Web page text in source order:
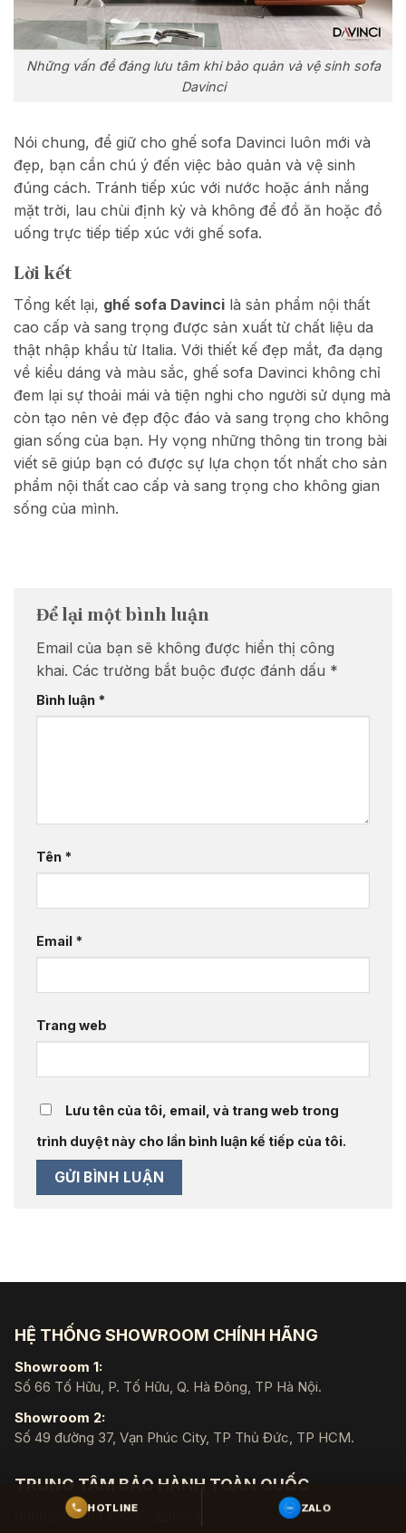
Những vấn đề đáng lưu tâm khi bảo quản và vệ sinh sofa
Davinci
Nói chung, để giữ cho ghế sofa Davinci luôn mới và
đẹp, bạn cần chú ý đến việc bảo quản và vệ sinh
đúng cách. Tránh tiếp xúc với nước hoặc ánh nắng
mặt trời, lau chùi định kỳ và không để đồ ăn hoặc đồ
uống trực tiếp tiếp xúc với ghế sofa.
Lời kết
Tổng kết lại, ghế sofa Davinci là sản phẩm nội thất
cao cấp và sang trọng được sản xuất từ chất liệu da
thật nhập khẩu từ Italia. Với thiết kế đẹp mắt, đa dạng
về kiểu dáng và màu sắc, ghế sofa Davinci không chỉ
đem lại sự thoải mái và tiện nghi cho người sử dụng mà
còn tạo nên vẻ đẹp độc đáo và sang trọng cho không
gian sống của bạn. Hy vọng những thông tin trong bài
viết sẽ giúp bạn có được sự lựa chọn tốt nhất cho sản
phẩm nội thất cao cấp và sang trọng cho không gian
sống của mình.
Để lại một bình luận
Email của bạn sẽ không được hiển thị công
khai. Các trường bắt buộc được đánh dấu *
Bình luận *
Tên *
Email *
Trang web
Lưu tên của tôi, email, và trang web trong
trình duyệt này cho lần bình luận kế tiếp của tôi.
HỆ THỐNG SHOWROOM CHÍNH HÃNG
Showroom 1:
Số 66 Tố Hữu, P. Tố Hữu, Q. Hà Đông, TP Hà Nội.
Showroom 2:
Số 49 đường 37, Vạn Phúc City, TP Thủ Đức, TP HCM.
TRUNG TÂM BẢO HÀNH TOÀN QUỐC
0966290098 ( 8h00 – 22h00 )
HOTLINE ZALO